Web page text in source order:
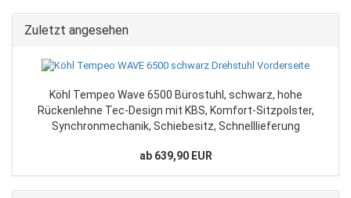
Zuletzt angesehen
Köhl Tempeo Wave 6500 Bürostuhl, schwarz, hohe
Rückenlehne Tec-Design mit KBS, Komfort-Sitzpolster,
Synchronmechanik, Schiebesitz, Schnelllieferung
ab 639,90 EUR